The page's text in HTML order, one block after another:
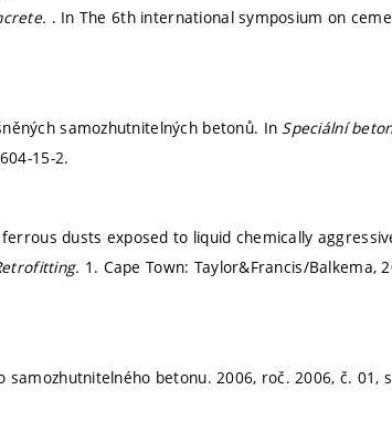
. In The 6th international symposium on
samozhutnitelných betonů. In Speciální
15-2.
dusts exposed to liquid chemically
1. Cape Town: Taylor&Francis/Balkema,
samozhutnitelného betonu. 2006, roč. 2006, č. 01,